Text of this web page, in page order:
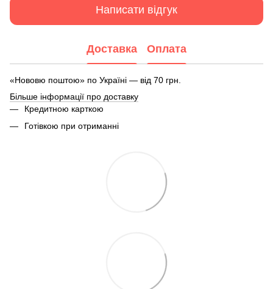
Написати відгук
Доставка Оплата
«Нововю поштою» по Україні — від 70 грн.
Більше інформації про доставку
Кредитною карткою
Готівкою при отриманні